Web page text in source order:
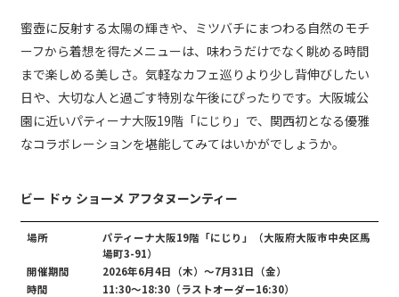
蜜壺に反射する太陽の輝きや、ミツバチにまつわる自然のモチ
ーフから着想を得たメニューは、味わうだけでなく眺める時間
まで楽しめる美しさ。気軽なカフェ巡りより少し背伸びしたい
日や、大切な人と過ごす特別な午後にぴったりです。大阪城公
園に近いパティーナ大阪19階「にじり」で、関西初となる優雅
なコラボレーションを堪能してみてはいかがでしょうか。
ビー ドゥ ショーメ アフタヌーンティー
場所
パティーナ大阪19階「にじり」（大阪府大阪市中央区馬
場町3-91）
開催期間
2026年6月4日（木）～7月31日（金）
時間
11:30～18:30（ラストオーダー16:30）